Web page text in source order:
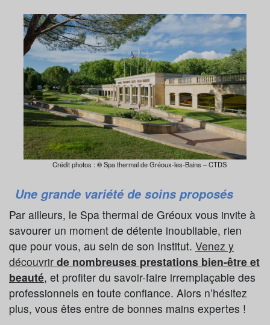
Crédit photos : ©Spa thermal de Gréoux-les-Bains – CTDS
Une grande variété de soins proposés
Par ailleurs, le Spa thermal de Gréoux vous invite à
savourer un moment de détente inoubliable, rien
que pour vous, au sein de son Institut. Venez y
découvrir de nombreuses prestations bien-être et
beauté, et profiter du savoir-faire irremplaçable des
professionnels en toute confiance. Alors n’hésitez
plus, vous êtes entre de bonnes mains expertes !